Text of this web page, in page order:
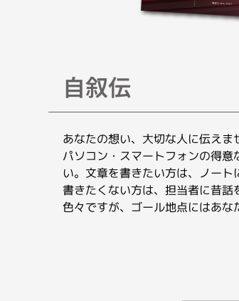
自叙伝
あなたの想い、大切な人に伝えま
パソコン・スマートフォンの得
い。文章を書きたい方は、ノー
書きたくない方は、担当者に昔
色々ですが、ゴール地点にはあな